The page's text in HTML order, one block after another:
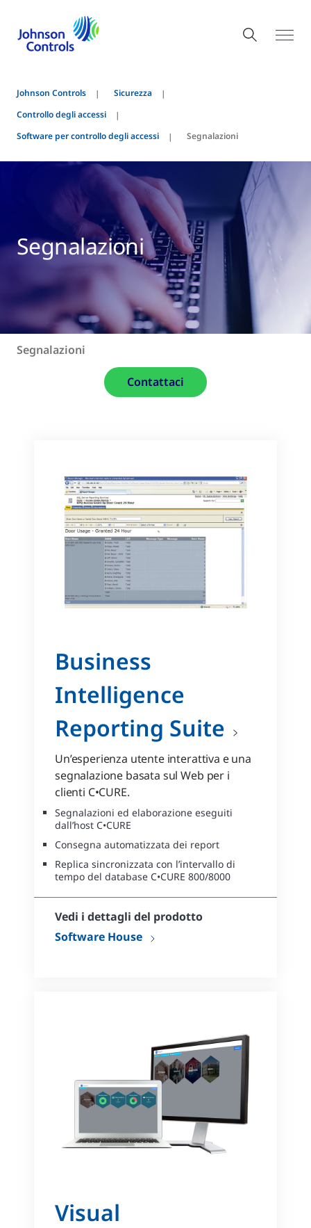
Johnson Controls
Sicurezza
Controllo degli accessi
Software per controllo degli accessi
Segnalazioni
Segnalazioni
Segnalazioni
Contattaci
Business
Intelligence
Reporting Suite
Un’esperienza utente interattiva e una
segnalazione basata sul Web per i
clienti C•CURE.
Segnalazioni ed elaborazione eseguiti
dall’host C•CURE
Consegna automatizzata dei report
Replica sincronizzata con l’intervallo di
tempo del database C•CURE 800/8000
Vedi i dettagli del prodotto
Software House
Visual